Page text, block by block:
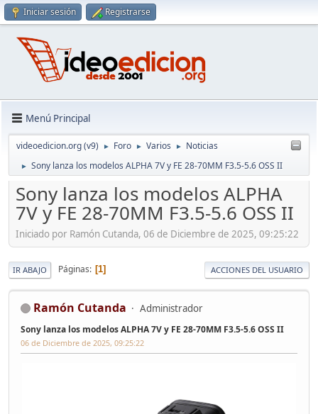
Iniciar sesión Registrarse
Menú Principal
videoedicion.org (v9) ► Foro ► Varios ► Noticias
► Sony lanza los modelos ALPHA 7V y FE 28-70MM F3.5-5.6 OSS II
Sony lanza los modelos ALPHA
7V y FE 28-70MM F3.5-5.6 OSS II
Iniciado por Ramón Cutanda, 06 de Diciembre de 2025, 09:25:22
IR ABAJO Páginas 1 ACCIONES DEL USUARIO
Ramón Cutanda Administrador
Sony lanza los modelos ALPHA 7V y FE 28-70MM F3.5-5.6 OSS II
06 de Diciembre de 2025, 09:25:22